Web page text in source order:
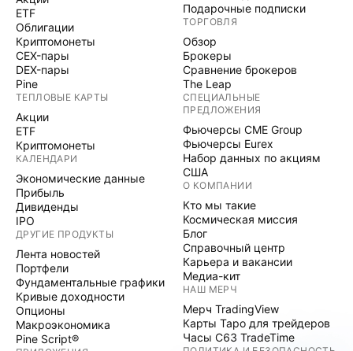
ETF
Облигации
Криптомонеты
CEX-пары
DEX-пары
Pine
ТЕПЛОВЫЕ КАРТЫ
Акции
ETF
Криптомонеты
КАЛЕНДАРИ
Экономические данные
Прибыль
Дивиденды
IPO
ДРУГИЕ ПРОДУКТЫ
Лента новостей
Портфели
Фундаментальные графики
Кривые доходности
Опционы
Макроэкономика
Pine Script®
Подарочные подписки
ТОРГОВЛЯ
Обзор
Брокеры
Сравнение брокеров
The Leap
СПЕЦИАЛЬНЫЕ
ПРЕДЛОЖЕНИЯ
Фьючерсы CME Group
Фьючерсы Eurex
Набор данных по акциям
США
О КОМПАНИИ
Кто мы такие
Космическая миссия
Блог
Справочный центр
Карьера и вакансии
Медиа-кит
НАШ МЕРЧ
Мерч TradingView
Карты Таро для трейдеров
Часы C63 TradeTime